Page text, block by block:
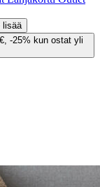
lisää
-25% kun ostat yli